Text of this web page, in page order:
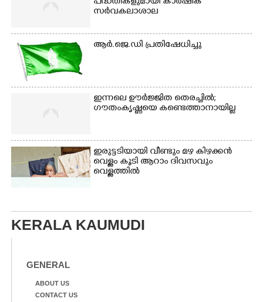
സർവകലാശാല
ആർ.ജെ.ഡി പ്രതിഷേധിച്ചു
ഇന്നലെ ഊർജ്ജിത തെരച്ചിൽ;
ഗൗതംകൃഷ്ണയെ കണ്ടെത്താനായില്ല
ഇരുട്ടടിയായി വീണ്ടും മഴ കിഴക്കൻ
വെള്ളം കൂടി ആറാം ദിവസവും
വെള്ളത്തിൽ
KERALA KAUMUDI
GENERAL
ABOUT US
CONTACT US